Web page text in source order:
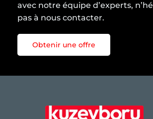
avec notre équipe d’experts,
pas à nous contacter.
Obtenir une offre